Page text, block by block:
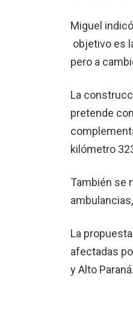
Miguel
objetivo es
pero a
La
pretende
kilómetro
También se
La
afectadas
y Alto Paraná.